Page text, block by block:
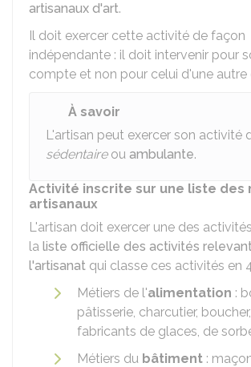
artisanaux d'art.
Il doit exercer cette activité de façon
indépendante : il doit intervenir pour
compte et non pour celui d'une autre
À savoir
L'artisan peut exercer son activité
sédentaireou ambulante.
Activité inscrite sur une liste des
artisanaux
L'artisan doit exercer une des
la liste officielle des activités
l'artisanat qui classe ces activités en
Métiers de l'alimentation :
pâtisserie, charcutier,
fabricants de glaces, de
Métiers du bâtiment :